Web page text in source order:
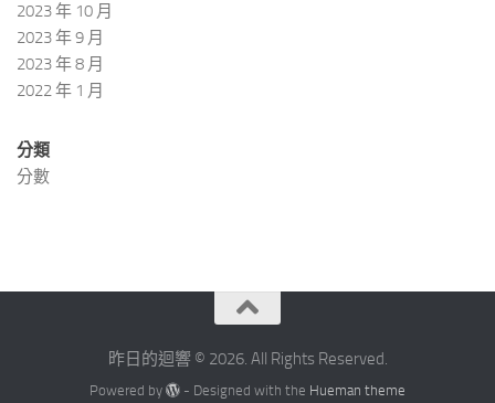
2023 年 10 月
2023 年 9 月
2023 年 8 月
2022 年 1 月
分類
分數
昨日的迴響 © 2026. All Rights Reserved.
Powered by - Designed with the Hueman theme